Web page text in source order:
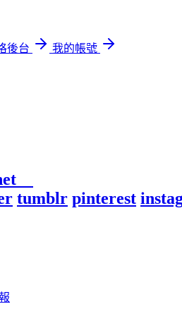
後台
我的帳號
tumblr pinterest